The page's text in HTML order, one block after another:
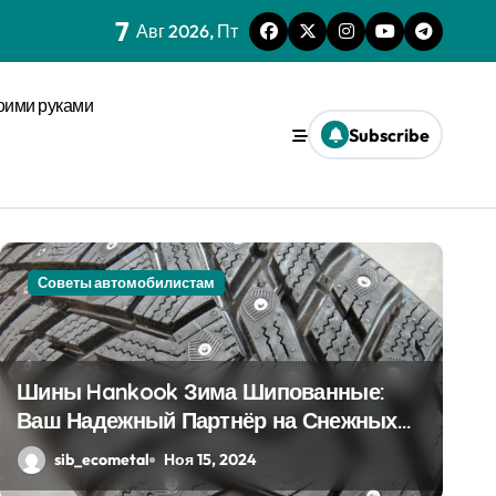
анализа кожи
сенсорной перегрузке
макроуровня
системах
активации
7 Авг 2026, Пт
руками
Subscribe
Uncategorised
Советы автомобилистам
Шины Hankook Зима Шипованные:
Ваш Надежный Партнёр на Снежных
Дорогахsib_ecometal Ноя 15, 2024